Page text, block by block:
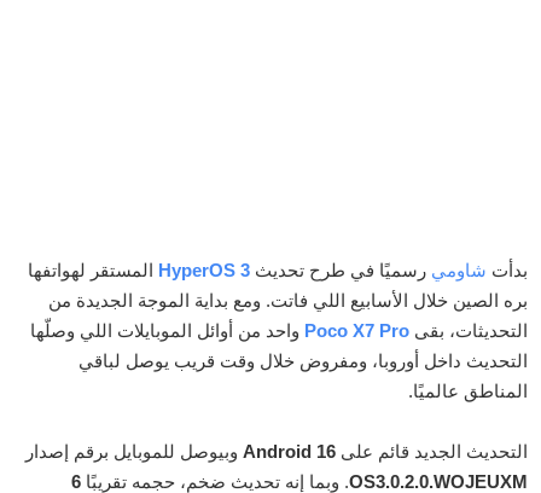
بدأت شاومي رسميًا في طرح تحديث HyperOS 3 المستقر لهواتفها
بره الصين خلال الأسابيع اللي فاتت. ومع بداية الموجة الجديدة من
التحديثات، بقى Poco X7 Pro واحد من أوائل الموبايلات اللي وصلّها
التحديث داخل أوروبا، ومفروض خلال وقت قريب يوصل لباقي
المناطق عالميًا.
التحديث الجديد قائم على Android 16 وبيوصل للموبايل برقم إصدار
OS3.0.2.0.WOJEUXM. وبما إنه تحديث ضخم، حجمه تقريبًا 6